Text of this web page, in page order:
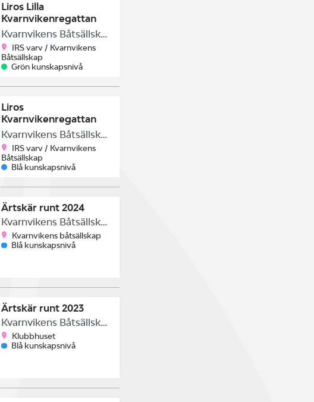
Liros Lilla
Kvarnvikenregattan
2025.
Kvarnvikens Båtsällskap
IRS varv / Kvarnvikens
Båtsällskap
Grön kunskapsnivå
Liros
Kvarnvikenregattan
2024
Kvarnvikens Båtsällskap
IRS varv / Kvarnvikens
Båtsällskap
Blå kunskapsnivå
Ärtskär runt 2024
Kvarnvikens Båtsällskap
Kvarnvikens båtsällskap
Blå kunskapsnivå
Ärtskär runt 2023
Kvarnvikens Båtsällskap
Klubbhuset
Blå kunskapsnivå